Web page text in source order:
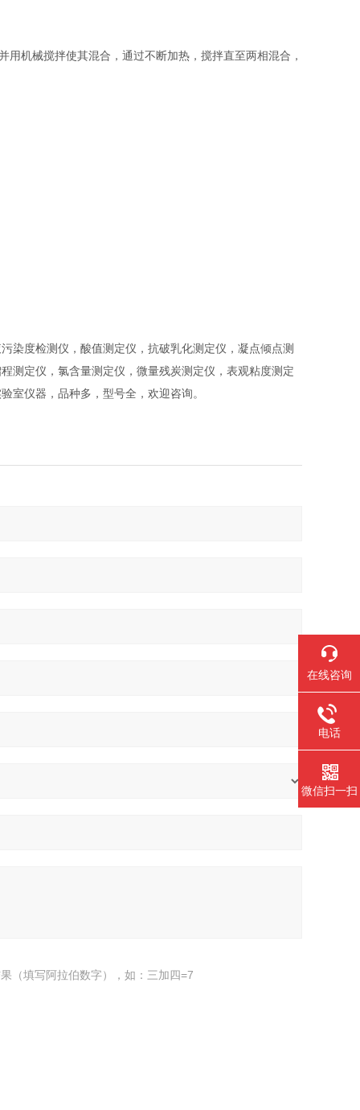
机械搅拌使其混合，通过不断加热，搅拌直至两相混合，
染度检测仪，酸值测定仪，抗破乳化测定仪，凝点倾点测
测定仪，氯含量测定仪，微量残炭测定仪，表观粘度测定
室仪器，品种多，型号全，欢迎咨询。
（填写阿拉伯数字），如：三加四=7
在线咨询
电话
微信扫一扫